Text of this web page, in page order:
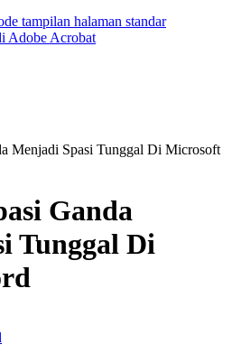
Menjadi Spasi Tunggal Di Microsoft
Ganda
Tunggal Di